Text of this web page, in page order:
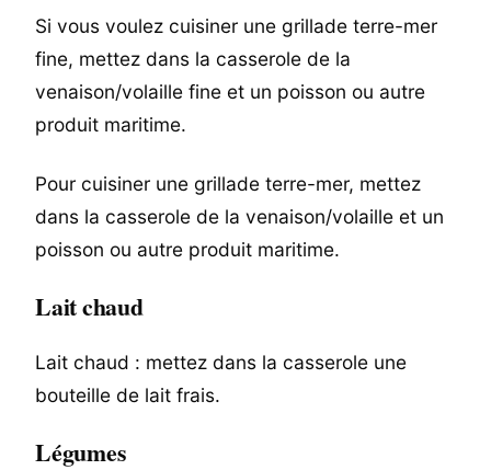
Si vous voulez cuisiner une grillade terre-mer
fine, mettez dans la casserole de la
venaison/volaille fine et un poisson ou autre
produit maritime.
Pour cuisiner une grillade terre-mer, mettez
dans la casserole de la venaison/volaille et un
poisson ou autre produit maritime.
Lait chaud
Lait chaud : mettez dans la casserole une
bouteille de lait frais.
Légumes